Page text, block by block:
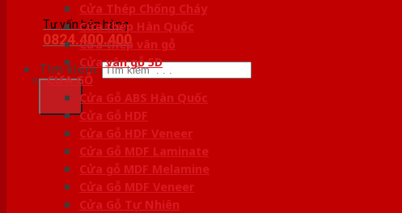
Tư vấn bán hàng
0824.400.400
Tìm kiếm:
Cửa Thép Chống Cháy
Cửa thép Hàn Quốc
Cửa thép vân gỗ
Cửa vân gỗ 5D
CỬA GỖ
Cửa Gỗ ABS Hàn Quốc
Cửa Gỗ HDF
Cửa Gỗ HDF Veneer
Cửa Gỗ MDF Laminate
Cửa gỗ MDF Melamine
Cửa Gỗ MDF Veneer
Cửa Gỗ Tự Nhiên